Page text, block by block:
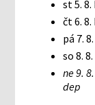
st 5.
čt 6.
pá 7.
so 8.
ne 9.
dep